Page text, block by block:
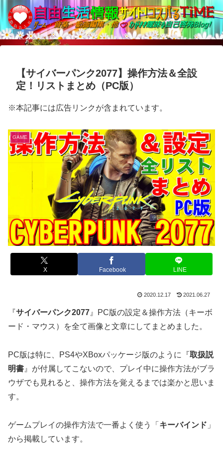
【サイバーパンク2077】操作方法＆全設
定！リストまとめ（PC版）
※本記事には広告リンクが含まれています。
GAME
X Facebook LINE
2020.12.17 2021.06.27
『サイバーパンク2077』PC版の設定＆操作方法（キーボ
ード・マウス）を全て画像と文章にしてまとめました。
PC版は特に、PS4やXBoxパッケージ版のように『取扱説
明書 』が付属してこないので、プレイ中に操作方法がブラ
ウザでも見れると、操作方法を覚えるまでは楽かと思いま
す。
ゲームプレイの操作方法で一番よく使う「 キーバインド 」
から掲載しています。